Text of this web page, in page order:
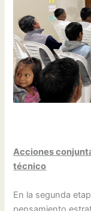
Acciones
técnico
En la segunda